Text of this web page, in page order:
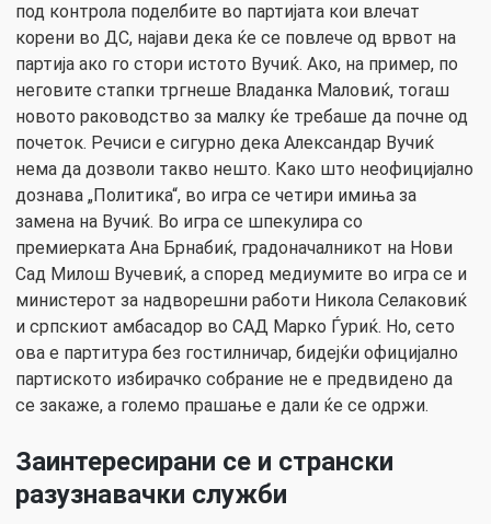
под контрола поделбите во партијата кои влечат
корени во ДС, најави дека ќе се повлече од врвот на
партија ако го стори истото Вучиќ. Ако, на пример, по
неговите стапки тргнеше Владанка Маловиќ, тогаш
новото раководство за малку ќе требаше да почне од
почеток. Речиси е сигурно дека Александар Вучиќ
нема да дозволи такво нешто. Како што неофицијално
дознава „Политика“, во игра се четири имиња за
замена на Вучиќ. Во игра се шпекулира со
премиерката Ана Брнабиќ, градоначалникот на Нови
Сад Милош Вучевиќ, а според медиумите во игра се и
министерот за надворешни работи Никола Селаковиќ
и српскиот амбасадор во САД Марко Ѓуриќ. Но, сето
ова е партитура без гостилничар, бидејќи официјално
партиското избирачко собрание не е предвидено да
се закаже, а големо прашање е дали ќе се одржи.
Заинтересирани се и странски
разузнавачки служби